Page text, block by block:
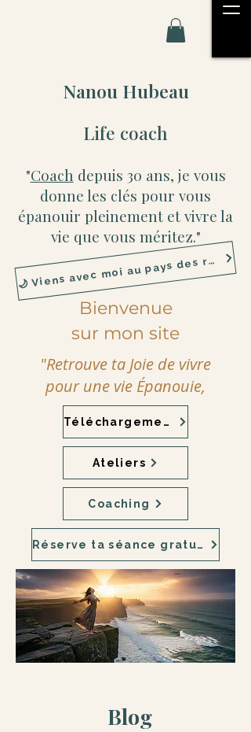
Nanou Hubeau
Life coach
"Coach depuis 30 ans, je vous
donne les clés pour vous
épanouir pleinement et vivre la
vie que vous méritez."
 Viens avec moi au pays des rêves💫
Bienvenue
sur mon site
"Retrouve ta Joie de vivre
pour une vie Épanouie,
Téléchargements
Ateliers
Coaching
Réserve ta séance gratuite
Blog